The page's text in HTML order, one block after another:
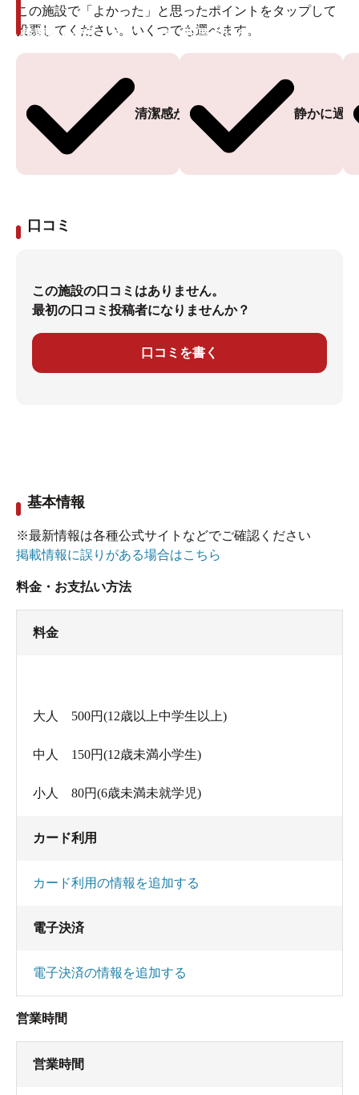
この施設で「よかった」と思ったポイントをタップして
投票してください。いくつでも選べます。
清潔感がある
投票ありがとうございます
静かに過
投票ありがとうございます
口コミ
この施設の口コミはありません。
最初の口コミ投稿者になりませんか？
口コミを書く
基本情報
※最新情報は各種公式サイトなどでご確認ください
掲載情報に誤りがある場合はこちら
料金・お支払い方法
料金
大人 500円(12歳以上中学生以上)
中人 150円(12歳未満小学生)
小人 80円(6歳未満未就学児)
カード利用
カード利用の情報を追加する
電子決済
電子決済の情報を追加する
営業時間
営業時間